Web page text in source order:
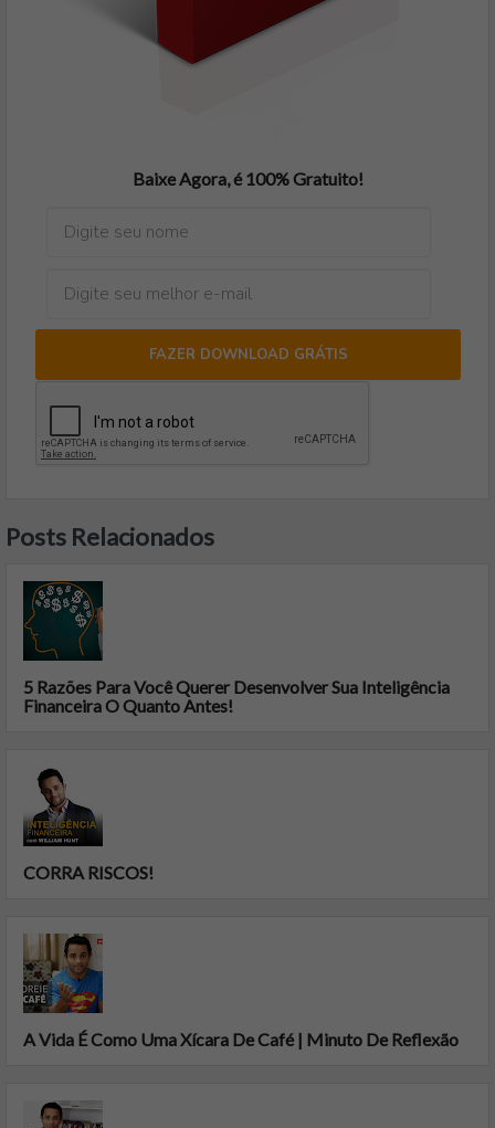
Baixe Agora, é 100% Gratuito!
FAZER DOWNLOAD GRÁTIS
Posts Relacionados
5 Razões Para Você Querer Desenvolver Sua Inteligência
Financeira O Quanto Antes!
CORRA RISCOS!
A Vida É Como Uma Xícara De Café | Minuto De Reflexão